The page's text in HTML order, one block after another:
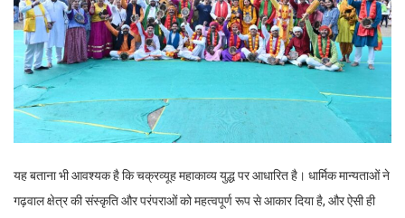
यह बताना भी आवश्यक है कि चक्रव्यूह महाकाव्य युद्ध पर आधारित है। धार्मिक मान्यताओं ने
गढ़वाल क्षेत्र की संस्कृति और परंपराओं को महत्वपूर्ण रूप से आकार दिया है, और ऐसी ही